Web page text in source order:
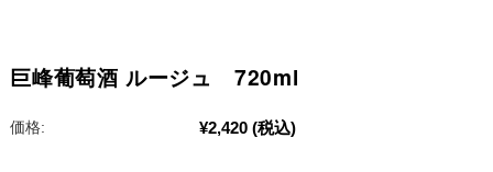
巨峰葡萄酒 ルージュ 720ml
価格: ¥2,420 (税込)